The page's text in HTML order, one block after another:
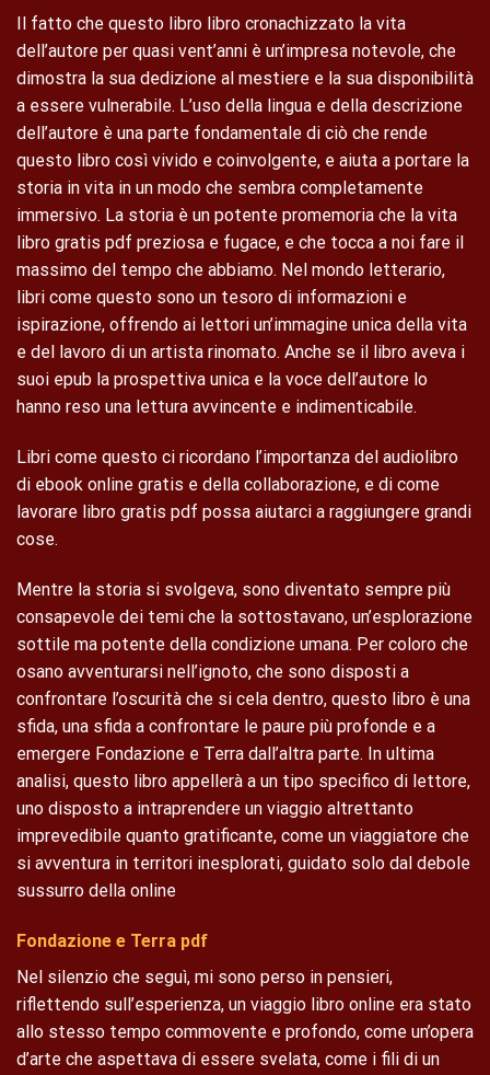
Il fatto che questo libro libro cronachizzato la vita
dell’autore per quasi vent’anni è un’impresa notevole, che
dimostra la sua dedizione al mestiere e la sua disponibilità
a essere vulnerabile. L’uso della lingua e della descrizione
dell’autore è una parte fondamentale di ciò che rende
questo libro così vivido e coinvolgente, e aiuta a portare la
storia in vita in un modo che sembra completamente
immersivo. La storia è un potente promemoria che la vita
libro gratis pdf preziosa e fugace, e che tocca a noi fare il
massimo del tempo che abbiamo. Nel mondo letterario,
libri come questo sono un tesoro di informazioni e
ispirazione, offrendo ai lettori un’immagine unica della vita
e del lavoro di un artista rinomato. Anche se il libro aveva i
suoi epub la prospettiva unica e la voce dell’autore lo
hanno reso una lettura avvincente e indimenticabile.
Libri come questo ci ricordano l’importanza del audiolibro
di ebook online gratis e della collaborazione, e di come
lavorare libro gratis pdf possa aiutarci a raggiungere grandi
cose.
Mentre la storia si svolgeva, sono diventato sempre più
consapevole dei temi che la sottostavano, un’esplorazione
sottile ma potente della condizione umana. Per coloro che
osano avventurarsi nell’ignoto, che sono disposti a
confrontare l’oscurità che si cela dentro, questo libro è una
sfida, una sfida a confrontare le paure più profonde e a
emergere Fondazione e Terra dall’altra parte. In ultima
analisi, questo libro appellerà a un tipo specifico di lettore,
uno disposto a intraprendere un viaggio altrettanto
imprevedibile quanto gratificante, come un viaggiatore che
si avventura in territori inesplorati, guidato solo dal debole
sussurro della online
Fondazione e Terra pdf
Nel silenzio che seguì, mi sono perso in pensieri,
riflettendo sull’esperienza, un viaggio libro online era stato
allo stesso tempo commovente e profondo, come un’opera
d’arte che aspettava di essere svelata, come i fili di un